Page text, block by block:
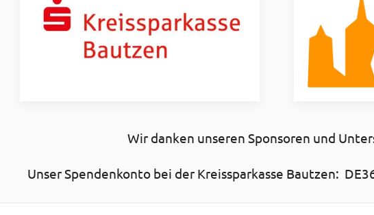
Wir danken unseren Sponsoren und
Unser Spendenkonto bei der Kreissparkasse Bautzen: